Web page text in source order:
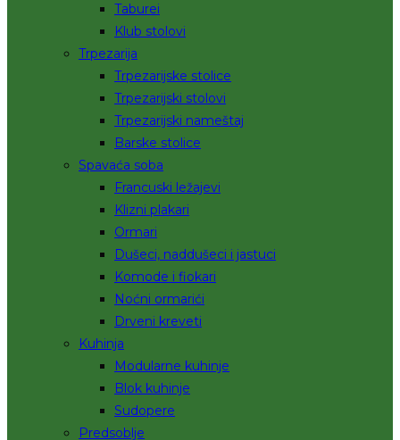
Taburei
Klub stolovi
Trpezarija
Trpezarijske stolice
Trpezarijski stolovi
Trpezarijski nameštaj
Barske stolice
Spavaća soba
Francuski ležajevi
Klizni plakari
Ormari
Dušeci, naddušeci i jastuci
Komode i fiokari
Noćni ormarići
Drveni kreveti
Kuhinja
Modularne kuhinje
Blok kuhinje
Sudopere
Predsoblje